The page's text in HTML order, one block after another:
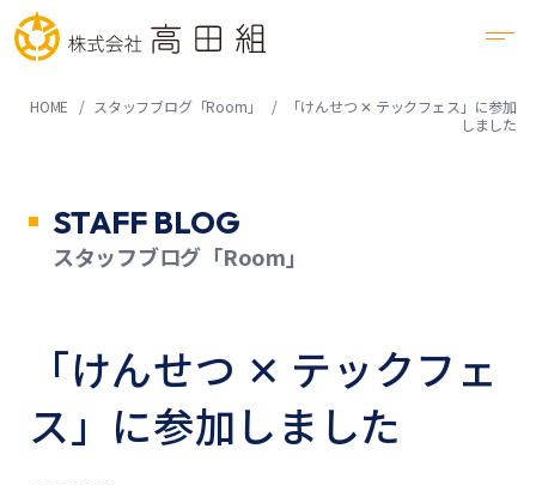
HOME スタッフブログ「Room」
「けんせつ ✕ テックフェス」に参加
しました
STAFF BLOG
スタッフブログ「Room」
「けんせつ ✕ テックフェ
ス」に参加しました